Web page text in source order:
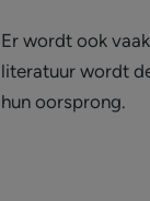
Er wordt ook
literatuur wordt
hun oorsprong.